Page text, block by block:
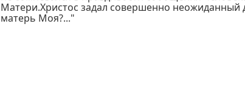
Матери.Христос задал совершенно неожиданный
матерь Моя?..."